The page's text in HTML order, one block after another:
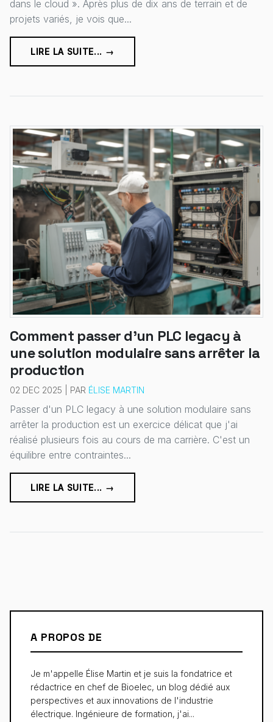
dans le cloud ». Après plus de dix ans de terrain et de
projets variés, je vois que...
LIRE LA SUITE... →
Comment passer d'un PLC legacy à
une solution modulaire sans arrêter la
production
02 DEC 2025 | PAR ÉLISE MARTIN
Passer d'un PLC legacy à une solution modulaire sans
arrêter la production est un exercice délicat que j'ai
réalisé plusieurs fois au cours de ma carrière. C'est un
équilibre entre contraintes...
LIRE LA SUITE... →
A PROPOS DE
Je m'appelle Élise Martin et je suis la fondatrice et
rédactrice en chef de Bioelec, un blog dédié aux
perspectives et aux innovations de l'industrie
électrique. Ingénieure de formation, j'ai...